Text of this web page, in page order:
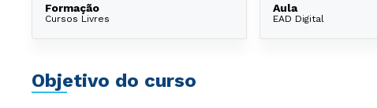
Formação
Cursos Livres
Aula
EAD Digital
Objetivo do curso